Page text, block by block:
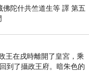
陀什共竺道生等 譯 第五
王在戌時離開了皇宮，乘
到了攝政王府。暗朱色的